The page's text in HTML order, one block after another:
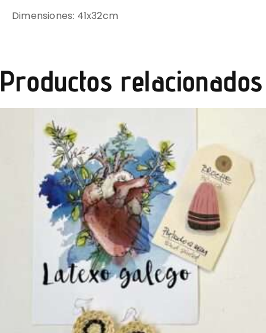
Dimensiones: 41x32cm
Productos relacionados